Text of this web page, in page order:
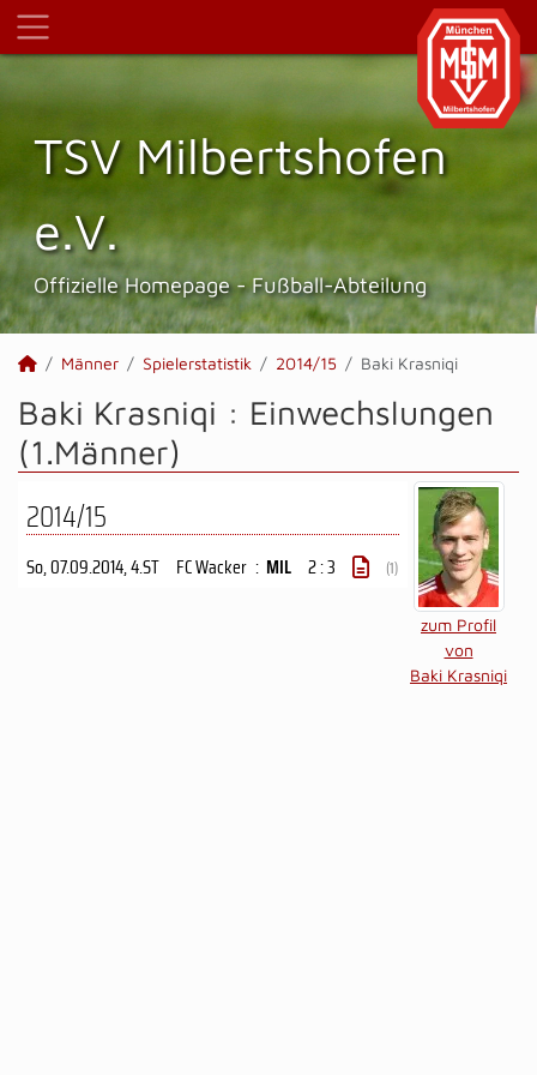
TSV Milbertshofen
e.V.
Offizielle Homepage - Fußball-Abteilung
Männer Spielerstatistik 2014/15 Baki Krasniqi
Baki Krasniqi : Einwechslungen
(1.Männer)
zum Profil
von
Baki Krasniqi
2014/15
So, 07.09.2014, 4.ST FC Wacker : MIL 2 : 3 (1)